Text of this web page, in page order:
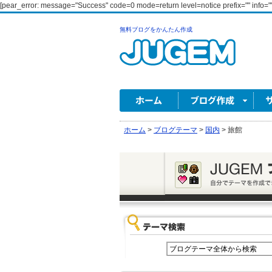
[pear_error: message="Success" code=0 mode=return level=notice prefix=""
無料ブログをかんたん作成
ホーム > ブログテーマ > 国内 > 旅館